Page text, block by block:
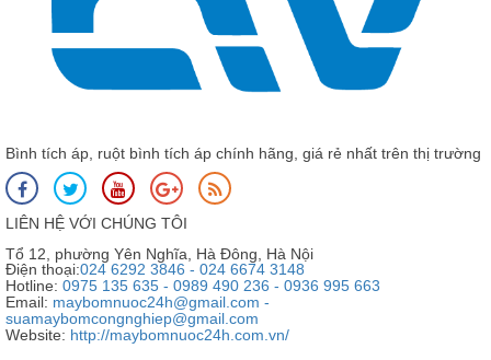
Bình tích áp, ruột bình tích áp chính hãng, giá rẻ nhất trên thị trường
LIÊN HỆ VỚI CHÚNG TÔI
Tổ 12, phường Yên Nghĩa, Hà Đông, Hà Nội
Điện thoại:024 6292 3846 - 024 6674 3148
Hotline: 0975 135 635 - 0989 490 236 - 0936 995 663
Email: maybomnuoc24h@gmail.com -
suamaybomcongnghiep@gmail.com
Website: http://maybomnuoc24h.com.vn/